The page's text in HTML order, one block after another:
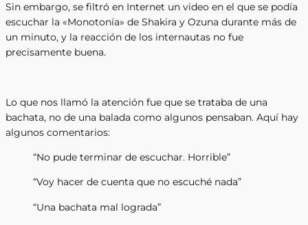
Sin embargo, se filtró en Internet un video en el que se podía
escuchar la «Monotonía» de Shakira y Ozuna durante más de
un minuto, y la reacción de los internautas no fue
precisamente buena.
Lo que nos llamó la atención fue que se trataba de una
bachata, no de una balada como algunos pensaban. Aquí hay
algunos comentarios:
“No pude terminar de escuchar. Horrible”
“Voy hacer de cuenta que no escuché nada”
“Una bachata mal lograda”